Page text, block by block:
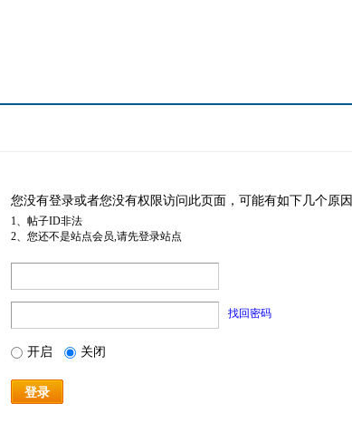
您没有登录或者您没有权限访问此页面，可能有如下几个原因
1、帖子ID非法
2、您还不是站点会员,请先登录站点
找回密码
开启 关闭
登录